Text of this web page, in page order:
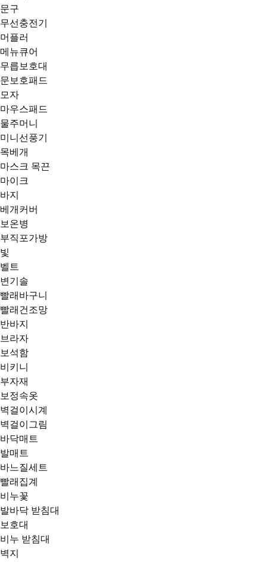
문구
무선충전기
머플러
메뉴큐어
무릅보호대
문보호패드
모자
마우스패드
물주머니
미니선풍기
목베개
마스크 목끈
마이크
바지
베개커버
보온병
부직포가방
빛
벨트
변기솔
빨래바구니
빨래건조망
반바지
브라자
보석함
비키니
부자재
보정속옷
벽걸이시계
벽걸이그림
바닥매트
발매트
바느질세트
빨래집계
비누꽃
발바닥 받침대
보호대
비누 받침대
벽지